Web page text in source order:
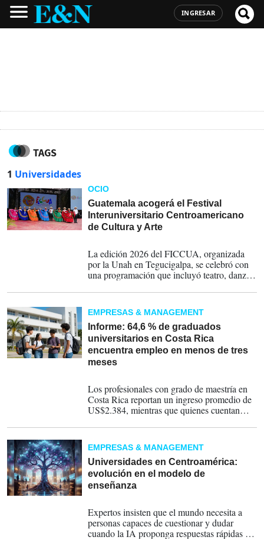
INGRESAR
TAGS
1 Universidades
OCIO
Guatemala acogerá el Festival
Interuniversitario Centroamericano
de Cultura y Arte
La edición 2026 del FICCUA, organizada
por la Unah en Tegucigalpa, se celebró con
una programación que incluyó teatro, danza,
distintos espacios de Ciudad Universitaria.
EMPRESAS & MANAGEMENT
Informe: 64,6 % de graduados
universitarios en Costa Rica
encuentra empleo en menos de tres
meses
Los profesionales con grado de maestría en
Costa Rica reportan un ingreso promedio de
US$2.384, mientras que quienes cuentan
alrededor de US$1.293, una diferencia del
84,5 %, señala estudio elaborado por Insight
Ed.
EMPRESAS & MANAGEMENT
Universidades en Centroamérica:
evolución en el modelo de
enseñanza
Expertos insisten que el mundo necesita a
personas capaces de cuestionar y dudar
cuando la IA proponga respuestas rápidas y